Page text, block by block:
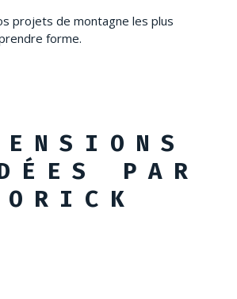
projets de montagne les plus
forme.
PAR